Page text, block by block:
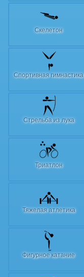
Скелетон
Спортивная гимнастика
Стрельба из лука
Триатлон
Тяжелая атлетика
Фигурное катание